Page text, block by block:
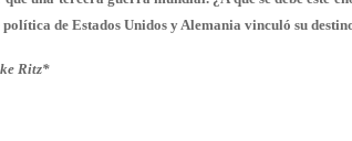
política de Estados Unidos y Alemania vinculó su
Ritz*